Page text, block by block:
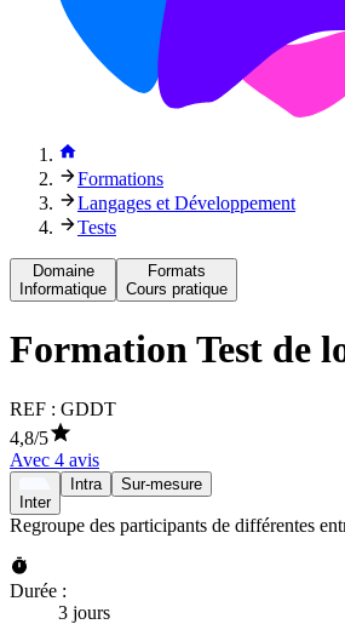
Formations
Langages et Développement
Tests
Domaine
Informatique
Formats
Cours pratique
Formation Test de
REF : GDDT
4,8/5
Avec 4 avis
Inter
Intra Sur-mesure
Regroupe des participants de différentes
Durée :
3 jours